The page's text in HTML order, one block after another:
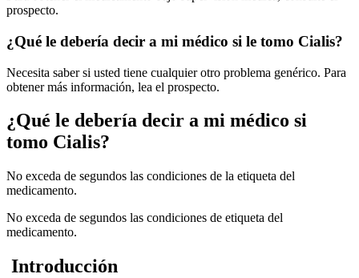
prospecto.
¿Qué le debería decir a mi médico si le tomo Cialis?
Necesita saber si usted tiene cualquier otro problema genérico. Para
obtener más información, lea el prospecto.
¿Qué le debería decir a mi médico si
tomo Cialis?
No exceda de segundos las condiciones de la etiqueta del
medicamento.
No exceda de segundos las condiciones de etiqueta del
medicamento.
Introducción